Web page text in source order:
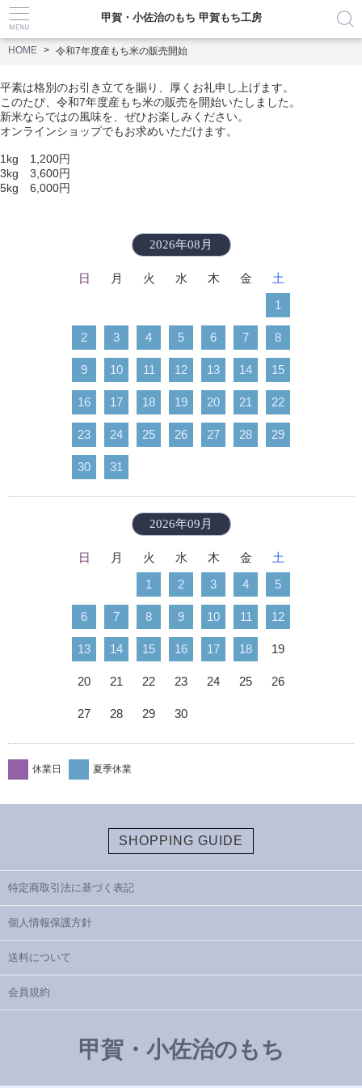
甲賀・小佐治のもち 甲賀もち工房
HOME 令和7年度産もち米の販売開始
平素は格別のお引き立てを賜り、厚くお礼申し上げます。
このたび、令和7年度産もち米の販売を開始いたしました。
新米ならではの風味を、ぜひお楽しみください。
オンラインショップでもお求めいただけます。
1kg 1,200円
3kg 3,600円
5kg 6,000円
2026年08月
日 月 火 水 木 金
土
1
2 3 4 5 6 7 8
9 10 11 12 13 14 15
16 17 18 19 20 21 22
23 24 25 26 27 28 29
30 31
2026年09月
日 月 火 水 木 金
土
1
2 3 4 5
6 7 8 9 10 11 12
13 14 15 16 17 18 19
20 21 22 23 24 25 26
27 28 29 30
休業日 夏季休業
SHOPPING GUIDE
特定商取引法に基づく表記
個人情報保護方針
送料について
会員規約
甲賀・小佐治のもち